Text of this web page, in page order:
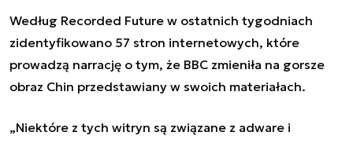
Według Recorded Future w ostatnich tygodniach
zidentyfikowano 57 stron internetowych, które
prowadzą narrację o tym, że BBC zmieniła na gorsze
obraz Chin przedstawiany w swoich materiałach.
„Niektóre z tych witryn są związane z adware i